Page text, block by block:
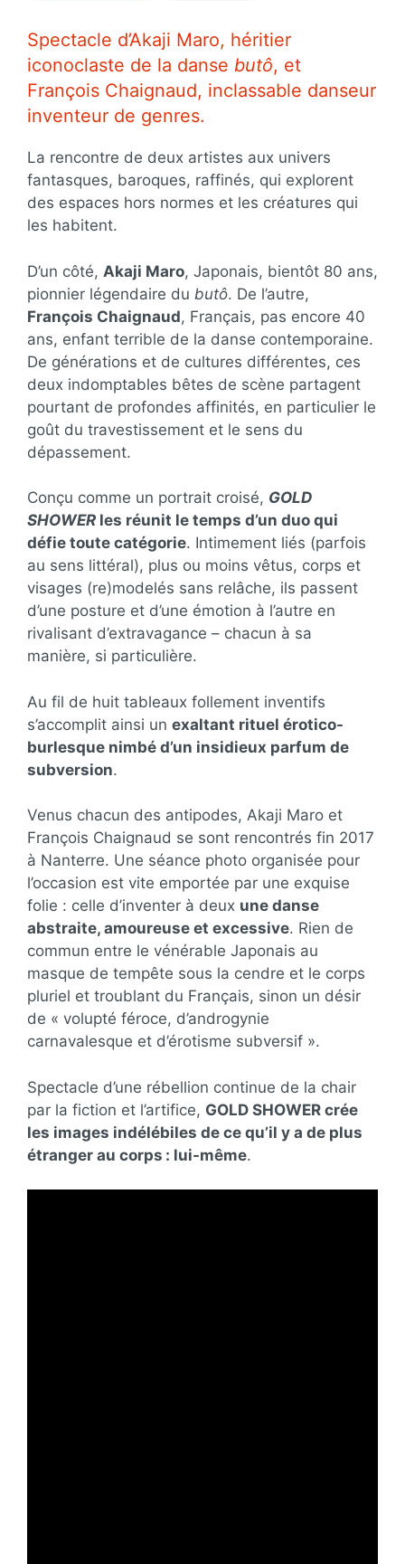
Spectacle d’Akaji Maro, héritier
iconoclaste de la danse butô, et
François Chaignaud, inclassable danseur
inventeur de genres.
La rencontre de deux artistes aux univers
fantasques, baroques, raffinés, qui explorent
des espaces hors normes et les créatures qui
les habitent.
D’un côté, Akaji Maro, Japonais, bientôt 80 ans,
pionnier légendaire du butô. De l’autre,
François Chaignaud, Français, pas encore 40
ans, enfant terrible de la danse contemporaine.
De générations et de cultures différentes, ces
deux indomptables bêtes de scène partagent
pourtant de profondes affinités, en particulier le
goût du travestissement et le sens du
dépassement.
Conçu comme un portrait croisé, GOLD
SHOWER les réunit le temps d’un duo qui
défie toute catégorie. Intimement liés (parfois
au sens littéral), plus ou moins vêtus, corps et
visages (re)modelés sans relâche, ils passent
d’une posture et d’une émotion à l’autre en
rivalisant d’extravagance – chacun à sa
manière, si particulière.
Au fil de huit tableaux follement inventifs
s’accomplit ainsi un exaltant rituel érotico-
burlesque nimbé d’un insidieux parfum de
subversion.
Venus chacun des antipodes, Akaji Maro et
François Chaignaud se sont rencontrés fin 2017
à Nanterre. Une séance photo organisée pour
l’occasion est vite emportée par une exquise
folie : celle d’inventer à deux une danse
abstraite, amoureuse et excessive. Rien de
commun entre le vénérable Japonais au
masque de tempête sous la cendre et le corps
pluriel et troublant du Français, sinon un désir
de « volupté féroce, d’androgynie
carnavalesque et d’érotisme subversif ».
Spectacle d’une rébellion continue de la chair
par la fiction et l’artifice, GOLD SHOWER crée
les images indélébiles de ce qu’il y a de plus
étranger au corps : lui-même.